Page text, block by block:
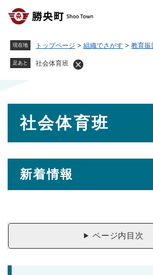
現在地 トップページ > 組織でさがす > 教育振
足あと 社会体育班
社会体育班
新着情報
ページ内目次